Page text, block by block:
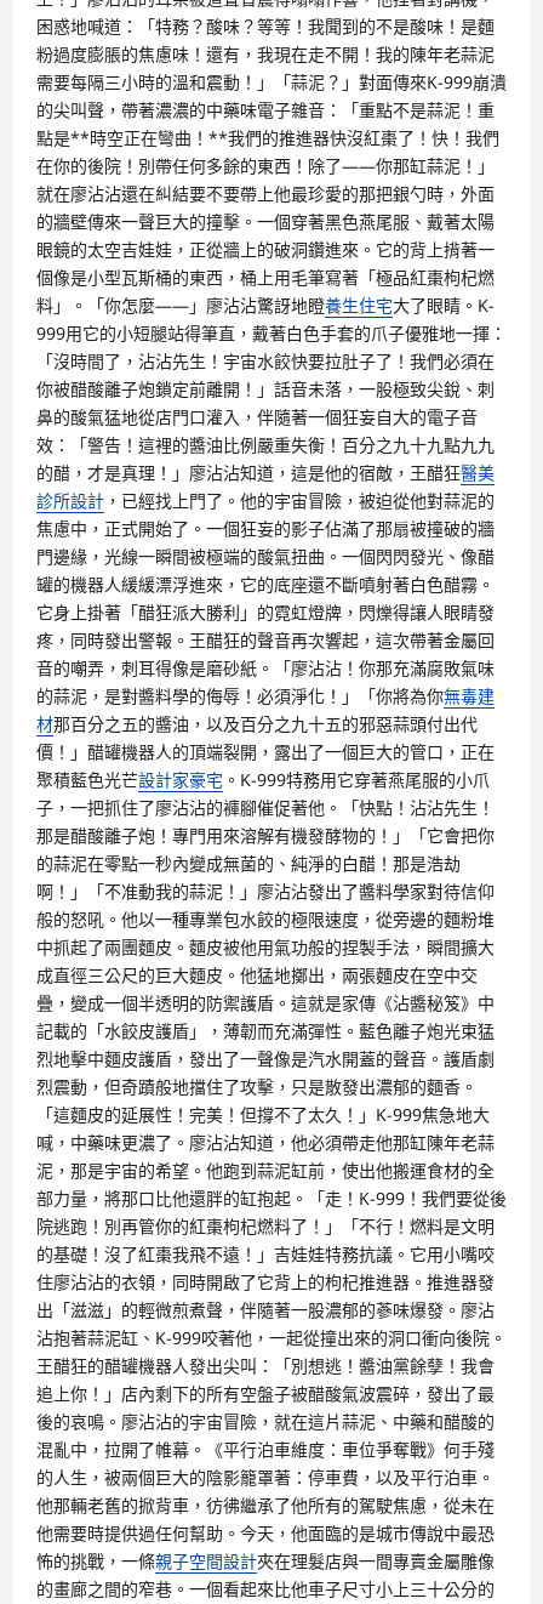
困惑地喊道：「特務？酸味？等等！我聞到的不是酸味！是麵
粉過度膨脹的焦慮味！還有，我現在走不開！我的陳年老蒜泥
需要每隔三小時的溫和震動！」「蒜泥？」對面傳來K-999崩潰
的尖叫聲，帶著濃濃的中藥味電子雜音：「重點不是蒜泥！重
點是**時空正在彎曲！**我們的推進器快沒紅棗了！快！我們
在你的後院！別帶任何多餘的東西！除了——你那缸蒜泥！」
就在廖沾沾還在糾結要不要帶上他最珍愛的那把銀勺時，外面
的牆壁傳來一聲巨大的撞擊。一個穿著黑色燕尾服、戴著太陽
眼鏡的太空吉娃娃，正從牆上的破洞鑽進來。它的背上揹著一
個像是小型瓦斯桶的東西，桶上用毛筆寫著「極品紅棗枸杞燃
料」。「你怎麼——」廖沾沾驚訝地瞪養生住宅大了眼睛。K-
999用它的小短腿站得筆直，戴著白色手套的爪子優雅地一揮：
「沒時間了，沾沾先生！宇宙水餃快要拉肚子了！我們必須在
你被醋酸離子炮鎖定前離開！」話音未落，一股極致尖銳、刺
鼻的酸氣猛地從店門口灌入，伴隨著一個狂妄自大的電子音
效：「警告！這裡的醬油比例嚴重失衡！百分之九十九點九九
的醋，才是真理！」廖沾沾知道，這是他的宿敵，王醋狂醫美
診所設計 ，已經找上門了。他的宇宙冒險，被迫從他對蒜泥的
焦慮中，正式開始了。一個狂妄的影子佔滿了那扇被撞破的牆
門邊緣，光線一瞬間被極端的酸氣扭曲。一個閃閃發光、像醋
罐的機器人緩緩漂浮進來，它的底座還不斷噴射著白色醋霧。
它身上掛著「醋狂派大勝利」的霓虹燈牌，閃爍得讓人眼睛發
疼，同時發出警報。王醋狂的聲音再次響起，這次帶著金屬回
音的嘲弄，刺耳得像是磨砂紙。「廖沾沾！你那充滿腐敗氣味
的蒜泥，是對醬料學的侮辱！必須淨化！」「你將為你無毒建
材那百分之五的醬油，以及百分之九十五的邪惡蒜頭付出代
價！」醋罐機器人的頂端裂開，露出了一個巨大的管口，正在
聚積藍色光芒設計家豪宅 。K-999特務用它穿著燕尾服的小爪
子，一把抓住了廖沾沾的褲腳催促著他。「快點！沾沾先生！
那是醋酸離子炮！專門用來溶解有機發酵物的！」「它會把你
的蒜泥在零點一秒內變成無菌的、純淨的白醋！那是浩劫
啊！」「不准動我的蒜泥！」廖沾沾發出了醬料學家對待信仰
般的怒吼。他以一種專業包水餃的極限速度，從旁邊的麵粉堆
中抓起了兩團麵皮。麵皮被他用氣功般的捏製手法，瞬間擴大
成直徑三公尺的巨大麵皮。他猛地擲出，兩張麵皮在空中交
疊，變成一個半透明的防禦護盾。這就是家傳《沾醬秘笈》中
記載的「水餃皮護盾」，薄韌而充滿彈性。藍色離子炮光束猛
烈地擊中麵皮護盾，發出了一聲像是汽水開蓋的聲音。護盾劇
烈震動，但奇蹟般地擋住了攻擊，只是散發出濃郁的麵香。
「這麵皮的延展性！完美！但撐不了太久！」K-999焦急地大
喊，中藥味更濃了。廖沾沾知道，他必須帶走他那缸陳年老蒜
泥，那是宇宙的希望。他跑到蒜泥缸前，使出他搬運食材的全
部力量，將那口比他還胖的缸抱起。「走！K-999！我們要從後
院逃跑！別再管你的紅棗枸杞燃料了！」「不行！燃料是文明
的基礎！沒了紅棗我飛不遠！」吉娃娃特務抗議。它用小嘴咬
住廖沾沾的衣領，同時開啟了它背上的枸杞推進器。推進器發
出「滋滋」的輕微煎煮聲，伴隨著一股濃郁的蔘味爆發。廖沾
沾抱著蒜泥缸、K-999咬著他，一起從撞出來的洞口衝向後院。
王醋狂的醋罐機器人發出尖叫：「別想逃！醬油黨餘孽！我會
追上你！」店內剩下的所有空盤子被醋酸氣波震碎，發出了最
後的哀鳴。廖沾沾的宇宙冒險，就在這片蒜泥、中藥和醋酸的
混亂中，拉開了帷幕。《平行泊車維度：車位爭奪戰》何手殘
的人生，被兩個巨大的陰影籠罩著：停車費，以及平行泊車。
他那輛老舊的掀背車，彷彿繼承了他所有的駕駛焦慮，從未在
他需要時提供過任何幫助。今天，他面臨的是城市傳說中最恐
怖的挑戰，一條親子空間設計夾在理髮店與一間專賣金屬雕像
的畫廊之間的窄巷。一個看起來比他車子尺寸小上三十公分的